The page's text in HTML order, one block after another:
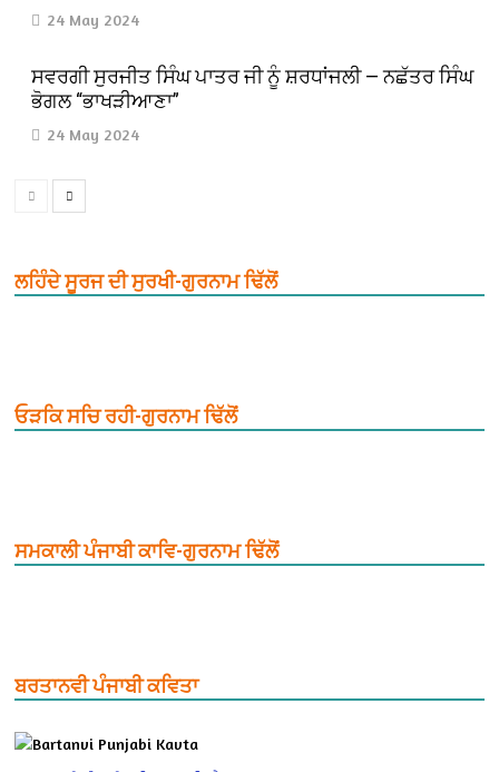
24 May 2024
ਸਵਰਗੀ ਸੁਰਜੀਤ ਸਿੰਘ ਪਾਤਰ ਜੀ ਨੂੰ ਸ਼ਰਧਾਂਜਲੀ — ਨਛੱਤਰ ਸਿੰਘ
ਭੋਗਲ “ਭਾਖੜੀਆਣਾ”
24 May 2024
ਲਹਿੰਦੇ ਸੂਰਜ ਦੀ ਸੁਰਖੀ-ਗੁਰਨਾਮ ਢਿੱਲੋਂ
ਓੜਕਿ ਸਚਿ ਰਹੀ-ਗੁਰਨਾਮ ਢਿੱਲੋਂ
ਸਮਕਾਲੀ ਪੰਜਾਬੀ ਕਾਵਿ-ਗੁਰਨਾਮ ਢਿੱਲੋਂ
ਬਰਤਾਨਵੀ ਪੰਜਾਬੀ ਕਵਿਤਾ